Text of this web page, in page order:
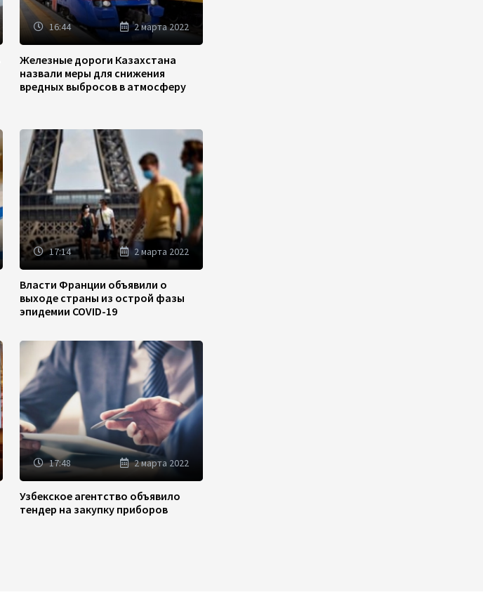
16:44 2 марта 2022
Железные дороги Казахстана
назвали меры для снижения
вредных выбросов в атмосферу
17:14 2 марта 2022
Власти Франции объявили о
выходе страны из острой фазы
эпидемии COVID-19
17:48 2 марта 2022
Узбекское агентство объявило
тендер на закупку приборов